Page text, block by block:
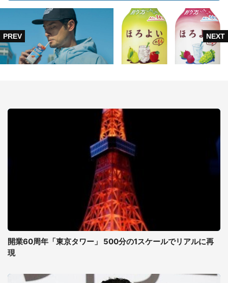
開業60周年「東京タワー」 500分の1スケールでリアルに再
現